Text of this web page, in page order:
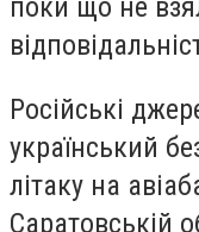
поки що не
Російські
український
літаку на
Саратовській